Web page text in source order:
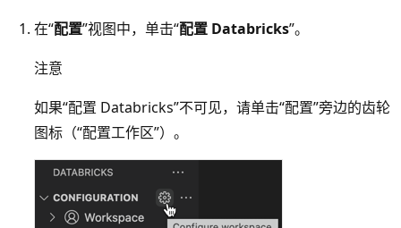
在“配置”视图中，单击“配置 Databricks”。
注意
如果“配置 Databricks”不可见，请单击“配置”旁边的齿轮
图标（“配置工作区”）。